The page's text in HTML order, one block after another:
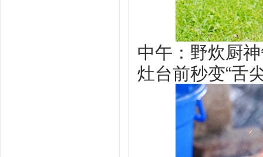
中午：野炊厨
灶台前秒变“舌